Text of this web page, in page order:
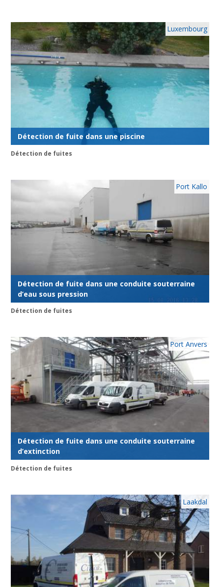
Détection de fuite dans une piscine
Luxembourg
Détection de fuites
Détection de fuite dans une conduite souterraine
d’eau sous pression
Port Kallo
Détection de fuites
Détection de fuite dans une conduite souterraine
d’extinction
Port Anvers
Détection de fuites
Laakdal